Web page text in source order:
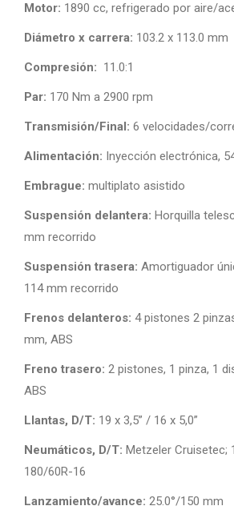
Motor: 1890 cc, refrigerado por aire/
Diámetro x carrera: 103.2 x 113.0 mm
Compresión: 11.0:1
Par: 170 Nm a 2900 rpm
Transmisión/Final: 6 velocidades/
Alimentación: Inyección electrónica,
Embrague: multiplato asistido
Suspensión delantera: Horquilla
mm recorrido
Suspensión trasera: Amortiguador
114 mm recorrido
Frenos delanteros: 4 pistones 2
mm, ABS
Freno trasero: 2 pistones, 1 pinza, 1
ABS
Llantas, D/T: 19 x 3,5” / 16 x 5,0”
Neumáticos, D/T: Metzeler Cruisetec;
180/60R-16
Lanzamiento/avance: 25.0°/150 mm